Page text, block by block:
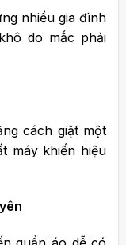
nhiều gia đình
do mắc phải
cách giặt một
máy khiến hiệu